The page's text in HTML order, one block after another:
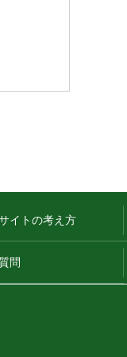
イトの考え方
問